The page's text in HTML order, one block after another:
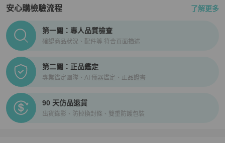
安心購檢驗流程 了解更多
PopChill拍拍圈正品驗證、安心購檢驗流程介紹
第一關：專人品質檢查
確認商品狀況、配件等 符合頁面描述
第二關：正品鑑定
專業鑑定團隊、AI 儀器鑑定、正品證書
90 天仿品退貨
出貨錄影、防掉換封條、雙重防護包裝